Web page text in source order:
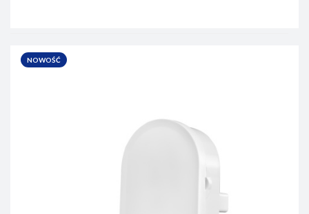
NOWOŚĆ